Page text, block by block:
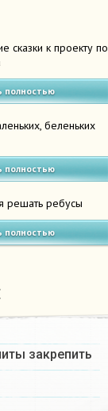
сказки к проекту по
полностью
беленьких
полностью
решать ребусы
полностью
закрепить